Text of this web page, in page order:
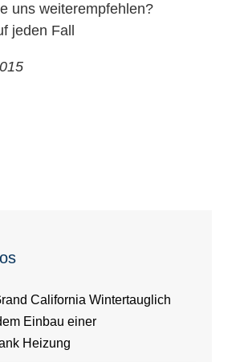
uns weiterempfehlen?
jeden Fall
California Wintertauglich
Einbau einer
Heizung